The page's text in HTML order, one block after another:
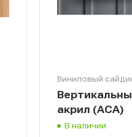
Виниловый
акрил (АСА)
В наличии